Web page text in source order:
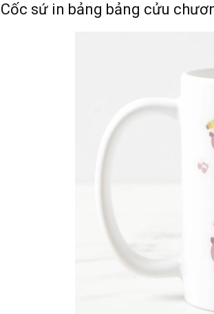
Cốc sứ in bảng bảng cửu